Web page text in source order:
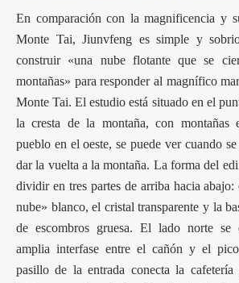
En comparación con la magnificencia y
Monte Tai, Jiunvfeng es simple y
construir «una nube flotante que se
montañas» para responder al magnífico
Monte Tai. El estudio está situado en el
la cresta de la montaña, con montañas
pueblo en el oeste, se puede ver cuando
dar la vuelta a la montaña. La forma del
dividir en tres partes de arriba hacia abajo:
nube» blanco, el cristal transparente y la
de escombros gruesa. El lado norte se
amplia interfase entre el cañón y el
pasillo de la entrada conecta la